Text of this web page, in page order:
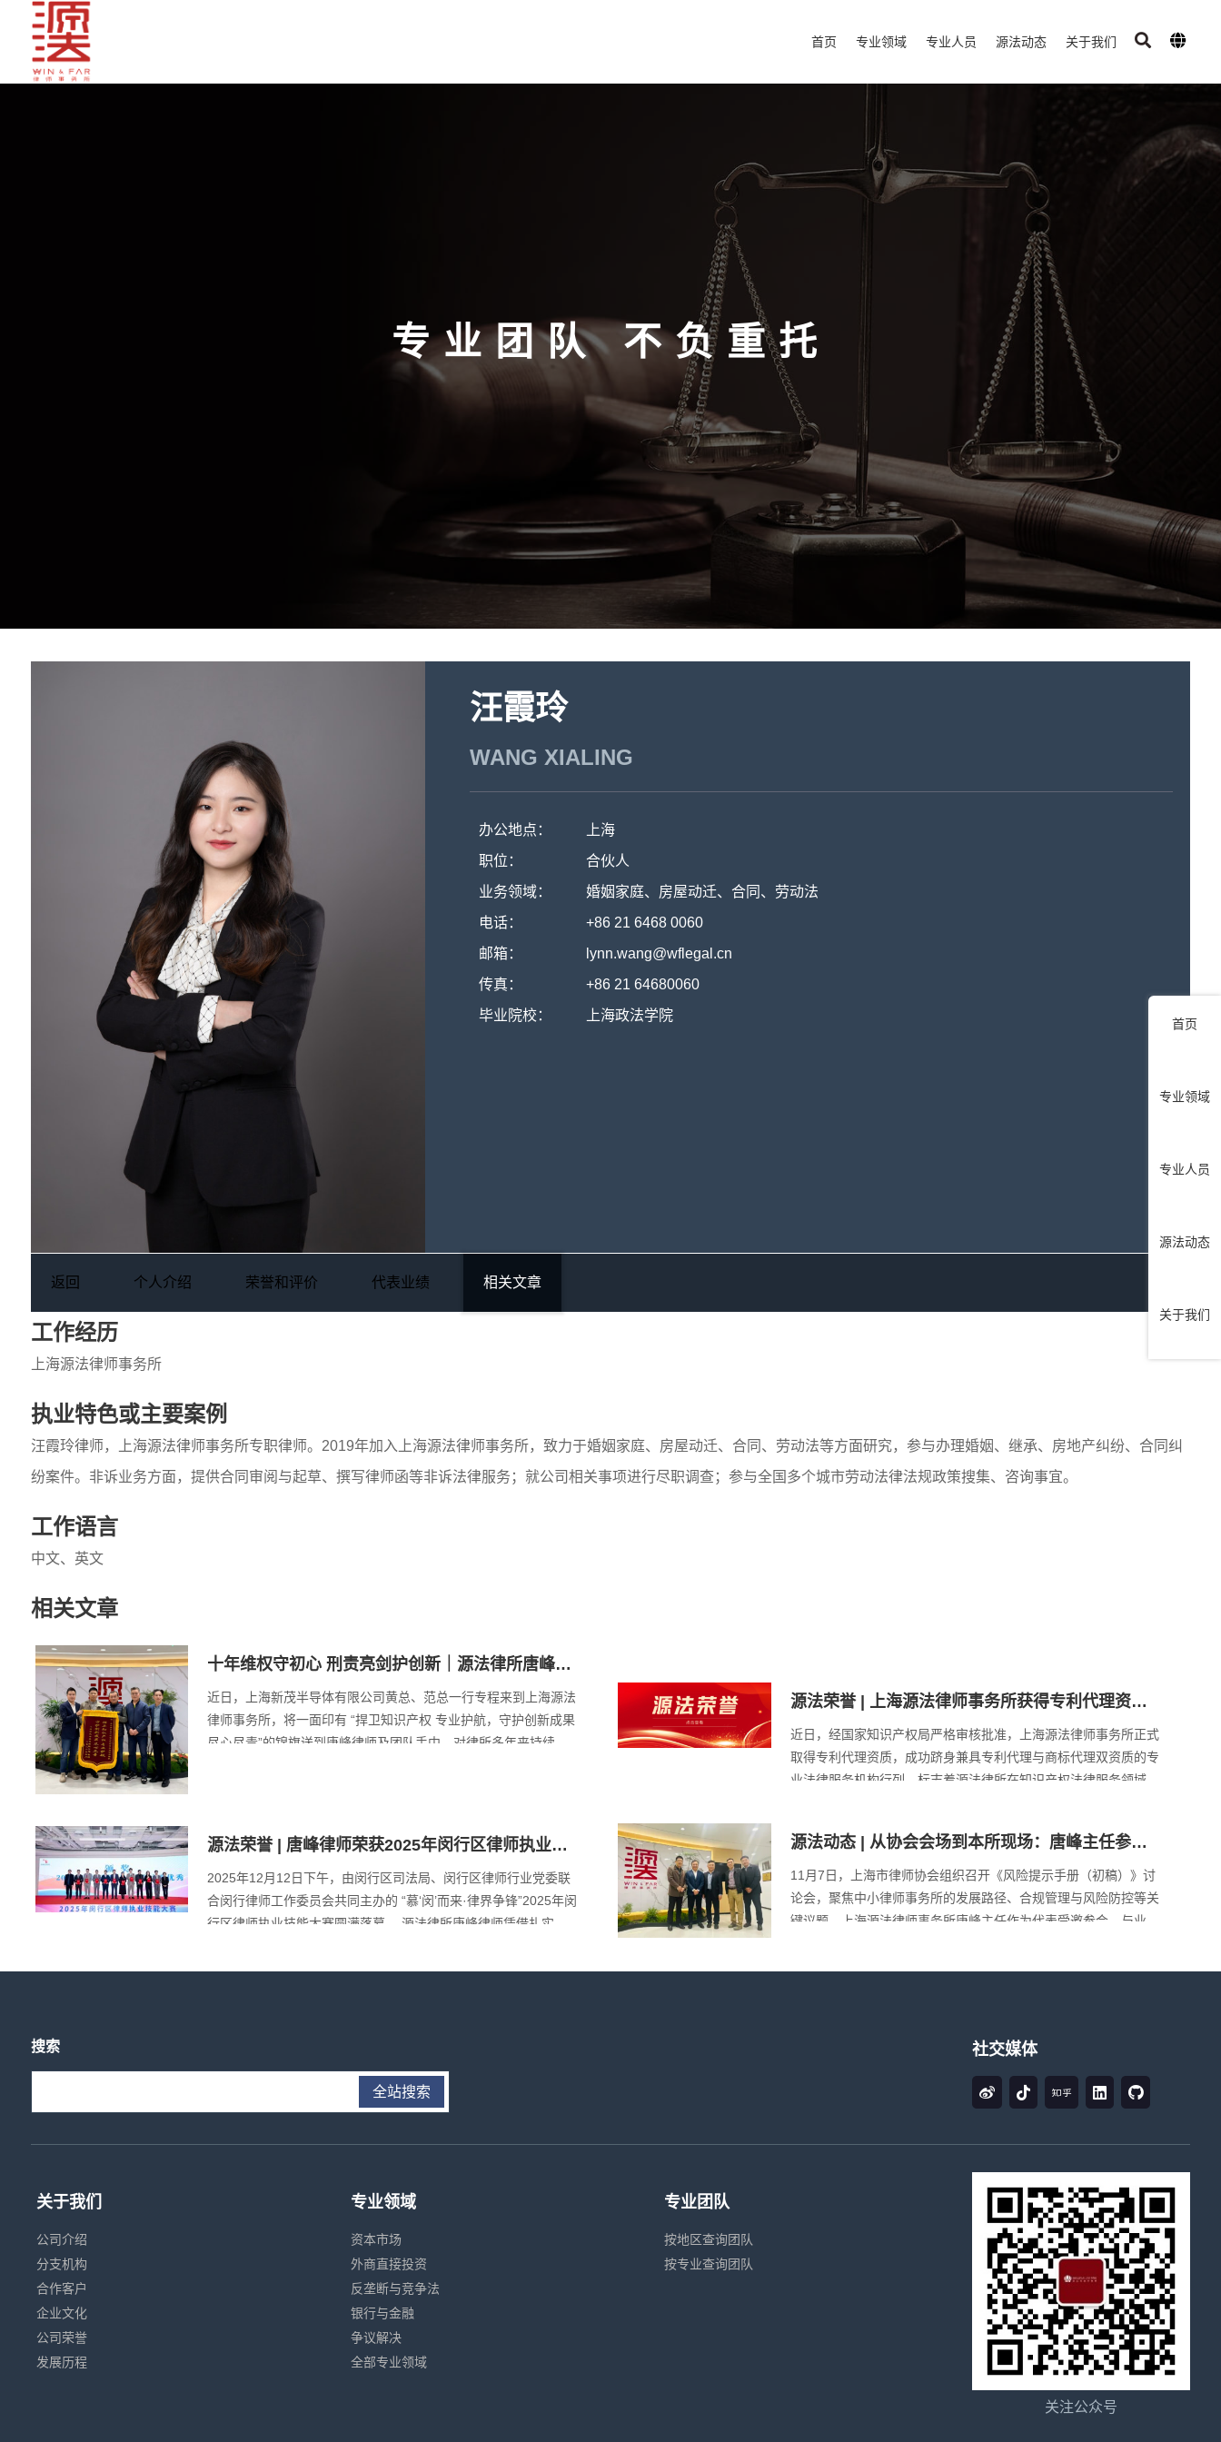
首页 专业领域 专业人员 源法动态 关于我们
专业团队 不负重托
汪霞玲
WANG XIALING
办公地点：
上海
职位：
合伙人
业务领域：
婚姻家庭、房屋动迁、合同、劳动法
电话：
+86 21 6468 0060
邮箱：
lynn.wang@wflegal.cn
传真：
+86 21 64680060
毕业院校：
上海政法学院
返回 个人介绍 荣誉和评价 代表业绩 相关文章
工作经历
上海源法律师事务所
执业特色或主要案例
汪霞玲律师，上海源法律师事务所专职律师。2019年加入上海源法律师事务所，致力于婚姻家庭、房屋动迁、合同、劳动法等方面研究，参与办理婚姻、继承、房地产纠纷、合同纠
纷案件。非诉业务方面，提供合同审阅与起草、撰写律师函等非诉法律服务；就公司相关事项进行尽职调查；参与全国多个城市劳动法律法规政策搜集、咨询事宜。
工作语言
中文、英文
相关文章
十年维权守初心 刑责亮剑护创新｜源法律所唐峰律
师团队成功办理半导体知产刑事标杆案，获新茂半
导体黄总、范总赠旗致谢！
近日，上海新茂半导体有限公司黄总、范总一行专程来到上海源法
律师事务所，将一面印有 “捍卫知识产权 专业护航，守护创新成果
尽心尽责”的锦旗送到唐峰律师及团队手中，对律所多年来持续、
源法荣誉 | 上海源法律师事务所获得专利代理资
质，双证加持护航知识产权全链条！
近日，经国家知识产权局严格审核批准，上海源法律师事务所正式
取得专利代理资质，成功跻身兼具专利代理与商标代理双资质的专
业法律服务机构行列，标志着源法律所在知识产权法律服务领域实
服务。 未来，源法律所将以此次双资质加持为契机，持续加…
源法荣誉 | 唐峰律师荣获2025年闵行区律师执业技
能大赛优秀奖！
2025年12月12日下午，由闵行区司法局、闵行区律师行业党委联
合闵行律师工作委员会共同主办的 “慕‘闵’而来·律界争锋”2025年闵
行区律师执业技能大赛圆满落幕。 源法律所唐峰律师凭借扎实的
脱颖而出，荣获 “2025年闵行区律师执业技能大赛优秀奖”。 （图
源法动态 | 从协会会场到本所现场：唐峰主任参会
献策，中小所工作委员会周吉高主任等一行莅临指
导！
11月7日，上海市律师协会组织召开《风险提示手册（初稿）》讨
论会，聚焦中小律师事务所的发展路径、合规管理与风险防控等关
键议题。上海源法律师事务所唐峰主任作为代表受邀参会，与业内
搜索
全站搜索
社交媒体
关于我们
公司介绍
分支机构
合作客户
企业文化
公司荣誉
发展历程
专业领域
资本市场
外商直接投资
反垄断与竞争法
银行与金融
争议解决
全部专业领域
专业团队
按地区查询团队
按专业查询团队
关注公众号
首页
专业领域
专业人员
源法动态
关于我们